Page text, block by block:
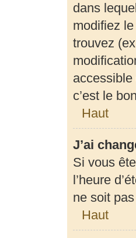
dans
modifiez
trouvez
accessible
c’est le
Haut
J’ai
Si vous
l’heure
ne soit
Haut